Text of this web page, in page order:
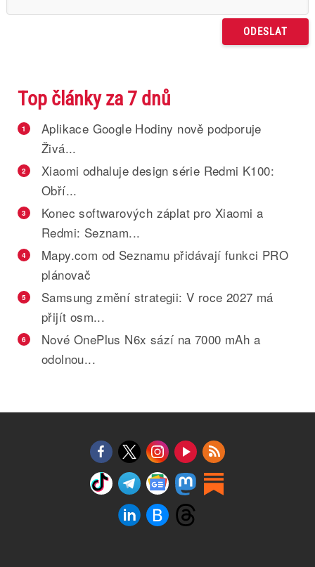
Top články za 7 dnů
1
Aplikace Google Hodiny nově podporuje
Živá...
2
Xiaomi odhaluje design série Redmi K100:
Obří...
3
Konec softwarových záplat pro Xiaomi a
Redmi: Seznam...
4
Mapy.com od Seznamu přidávají funkci PRO
plánovač
5
Samsung změní strategii: V roce 2027 má
přijít osm...
6
Nové OnePlus N6x sází na 7000 mAh a
odolnou...